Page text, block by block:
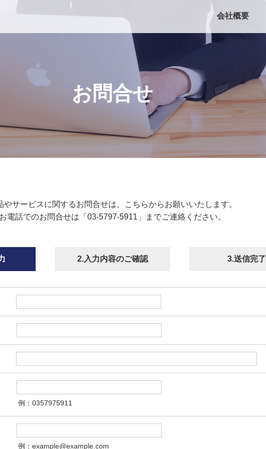
会社概要
お問合せ
やサービスに関するお問合せは、こちらからお願いいたします。
電話でのお問合せは「 03-5797-5911 」までご連絡ください。
2.入力内容のご確認 3.送信完了
例：0357975911
例：example@example.com